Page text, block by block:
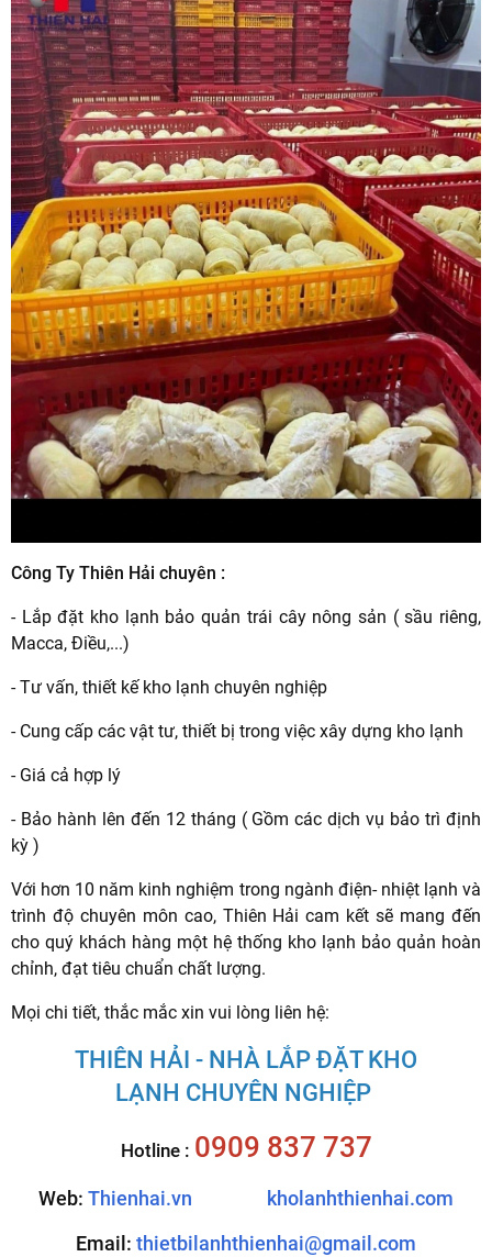
Công Ty Thiên Hải chuyên :
- Lắp đặt kho lạnh bảo quản trái cây nông sản ( sầu riêng,
Macca, Điều,...)
- Tư vấn, thiết kế kho lạnh chuyên nghiệp
- Cung cấp các vật tư, thiết bị trong việc xây dựng kho lạnh
- Giá cả hợp lý
- Bảo hành lên đến 12 tháng ( Gồm các dịch vụ bảo trì định
kỳ )
Với hơn 10 năm kinh nghiệm trong ngành điện- nhiệt lạnh và
trình độ chuyên môn cao, Thiên Hải cam kết sẽ mang đến
cho quý khách hàng một hệ thống kho lạnh bảo quản hoàn
chỉnh, đạt tiêu chuẩn chất lượng.
Mọi chi tiết, thắc mắc xin vui lòng liên hệ:
THIÊN HẢI - NHÀ LẮP ĐẶT KHO
LẠNH CHUYÊN NGHIỆP
Hotline : 0909 837 737
Web: Thienhai.vn
kholanhthienhai.com
Email : thietbilanhthienhai@gmail.com